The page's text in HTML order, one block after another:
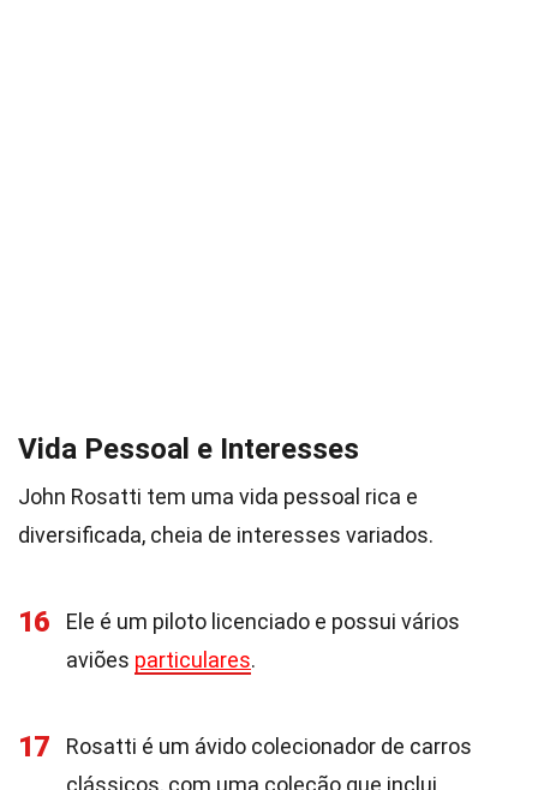
Vida Pessoal e Interesses
John Rosatti tem uma vida pessoal rica e
diversificada, cheia de interesses variados.
16
Ele é um piloto licenciado e possui vários
aviões particulares.
17
Rosatti é um ávido colecionador de carros
clássicos, com uma coleção que inclui